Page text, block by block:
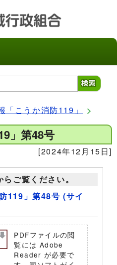
「こうか消防119」
」第48号
[2024年12月15日]
ご覧ください。
119」第48号 (サイ
PDFファイルの閲
覧には Adobe
Reader が必要で